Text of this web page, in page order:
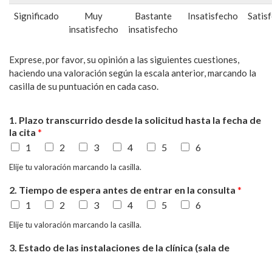
Significado
Muy
insatisfecho
Bastante
insatisfecho
Insatisfecho
Exprese, por favor, su opinión a las siguientes cuestiones,
haciendo una valoración según la escala anterior, marcando la
casilla de su puntuación en cada caso.
1. Plazo transcurrido desde la solicitud hasta la fecha de
la cita *
1
2 3 4 5 6
Elije tu valoración marcando la casilla.
2. Tiempo de espera antes de entrar en la consulta *
1
2 3 4 5 6
Elije tu valoración marcando la casilla.
3. Estado de las instalaciones de la clínica (sala de